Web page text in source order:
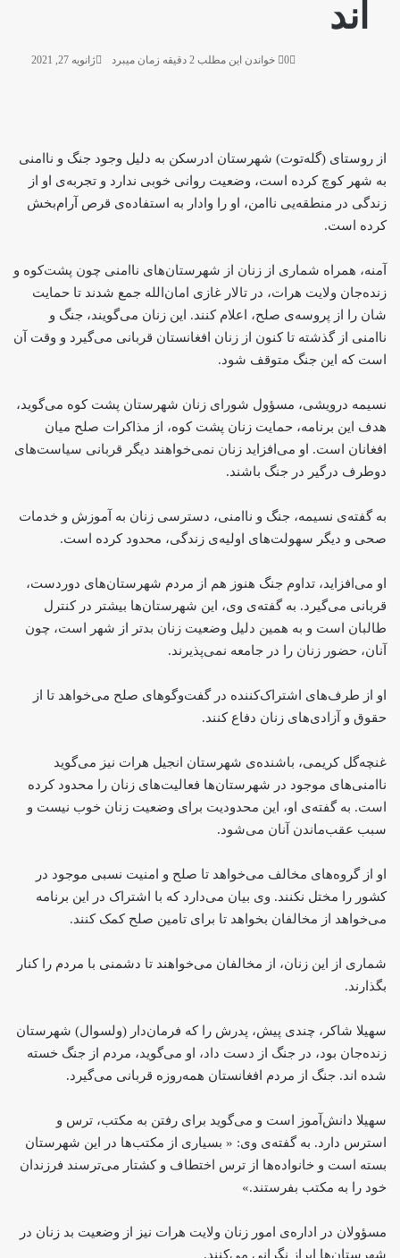
اند
ژانویه 27, 2021 0 خواندن این مطلب 2 دقیقه زمان میبرد
از روستای (گله‌توت) شهرستان ادرسکن به دلیل وجود جنگ و ناامنی
به شهر کوچ کرده است، وضعیت روانی خوبی ندارد و تجربه‌ی او از
زندگی در منطقه‌یی ناامن، او را وادار به استفاده‌ی قرص آرام‌بخش
کرده است.
آمنه، همراه شماری از زنان از شهرستان‌های ناامنی چون پشت‌کوه و
زنده‌جان ولایت هرات، در تالار غازی امان‌الله جمع شدند تا حمایت
شان را از پروسه‌ی صلح، اعلام کنند. این زنان می‌گویند، جنگ و
ناامنی از گذشته تا کنون از زنان افغانستان قربانی می‌گیرد و وقت آن
است که این جنگ متوقف شود.
نسیمه درویشی، مسؤول شورای زنان شهرستان پشت کوه می‌گوید،
هدف این برنامه، حمایت زنان پشت کوه، از مذاکرات صلح میان
افغانان است. او می‌افزاید زنان نمی‌خواهند دیگر قربانی سیاست‌های
دوطرف درگیر در جنگ باشند.
به گفته‌ی نسیمه، جنگ و ناامنی، دسترسی زنان به آموزش و خدمات
صحی و دیگر سهولت‌های اولیه‌ی زندگی، محدود کرده است.
او می‌افزاید، تداوم جنگ هنوز هم از مردم شهرستان‌های دوردست،
قربانی می‌گیرد. به گفته‌ی وی، این شهرستان‌ها بیشتر در کنترل
طالبان است و به همین دلیل وضعیت زنان بدتر از شهر است، چون
آنان، حضور زنان را در جامعه نمی‌پذیرند.
او از طرف‌های اشتراک‌کننده در گفت‌وگوهای صلح می‌خواهد تا از
حقوق و آزادی‌های زنان دفاع کنند.
غنچه‌گل کریمی، باشنده‌ی شهرستان انجیل هرات نیز می‌گوید
ناامنی‌های موجود در شهرستان‌ها فعالیت‌های زنان را محدود کرده
است. به گفته‌ی او، این محدودیت برای وضعیت زنان خوب نیست و
سبب عقب‌ماندن آنان می‌شود.
او از گروه‌های مخالف می‌خواهد تا صلح و امنیت نسبی موجود در
کشور را مختل نکنند. وی بیان می‌دارد که با اشتراک در این برنامه
می‌خواهد از مخالفان بخواهد تا برای تامین صلح کمک کنند.
شماری از این زنان، از مخالفان می‌خواهند تا دشمنی با مردم را کنار
بگذارند.
سهیلا شاکر، چندی پیش، پدرش را که فرمان‌دار (ولسوال) شهرستان
زنده‌جان بود، در جنگ از دست داد، او می‌گوید، مردم از جنگ خسته
شده اند. جنگ از مردم افغانستان همه‌روزه قربانی می‌گیرد.
سهیلا دانش‌آموز است و می‌گوید برای رفتن به مکتب، ترس و
استرس دارد. به گفته‌ی وی: « بسیاری از مکتب‌ها در این شهرستان
بسته است و خانواده‌ها از ترس اختطاف و کشتار می‌ترسند فرزندان
خود را به مکتب بفرستند.»
مسؤولان در اداره‌ی امور زنان ولایت هرات نیز از وضعیت بد زنان در
شهرستان‌ها ابراز نگرانی می‌کنند.